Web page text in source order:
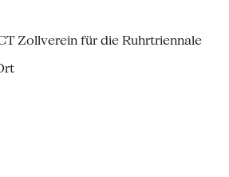
Zollverein für die Ruhrtriennale